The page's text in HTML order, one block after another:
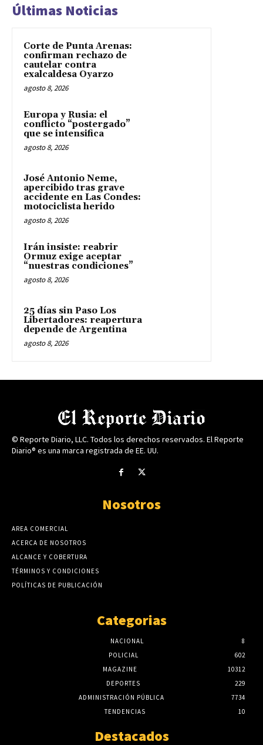
Últimas Noticias
Corte de Punta Arenas:
confirman rechazo de
cautelar contra
exalcaldesa Oyarzo
agosto 8, 2026
Europa y Rusia: el
conflicto “postergado”
que se intensifica
agosto 8, 2026
José Antonio Neme,
apercibido tras grave
accidente en Las Condes:
motociclista herido
agosto 8, 2026
Irán insiste: reabrir
Ormuz exige aceptar
“nuestras condiciones”
agosto 8, 2026
25 días sin Paso Los
Libertadores: reapertura
depende de Argentina
agosto 8, 2026
© Reporte Diario, LLC. Todos los derechos reservados. El Reporte
Diario® es una marca registrada de EE. UU.
Nosotros
AREA COMERCIAL
ACERCA DE NOSOTROS
ALCANCE Y COBERTURA
TÉRMINOS Y CONDICIONES
POLÍTICAS DE PUBLICACIÓN
Categorias
NACIONAL
8
POLICIAL
602
MAGAZINE
10312
DEPORTES
229
ADMINISTRACIÓN PÚBLICA
7734
TENDENCIAS
10
Destacados